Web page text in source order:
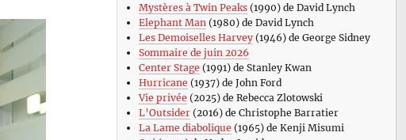
Mystères à Twin Peaks(1990) de David Lynch
Elephant Man(1980) de David Lynch
Les Demoiselles Harvey(1946) de George Sidney
Sommaire de juin 2026
Center Stage (1991) de Stanley Kwan
Hurricane (1937) de John Ford
Vie privée (2025) de Rebecca Zlotowski
L’Outsider(2016) de Christophe Barratier
La Lame diabolique (1965) de Kenji Misumi